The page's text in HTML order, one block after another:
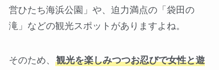
営ひたち海浜公園」や、迫力満点の「袋田の
滝」などの観光スポットがありますよね。
そのため、 観光を楽しみつつお忍びで女性と遊